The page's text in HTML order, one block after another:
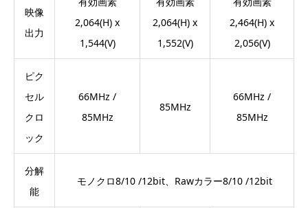
映像
出力
2,064(H) x
1,544(V)
2,064(H) x
1,552(V)
2,464(H) x
2,056(V)
ピク
セル
クロ
ック
66MHz /
85MHz
85MHz
66MHz /
85MHz
分解
能
モノクロ8/10 /12bit、Rawカラー8/10 /12bit